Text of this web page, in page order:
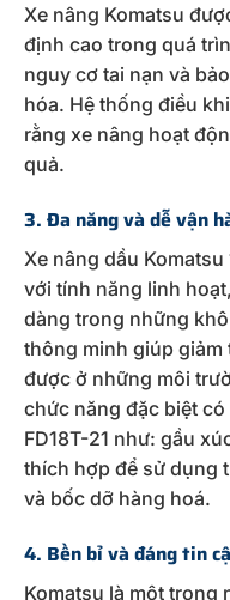
Xe nâng Komatsu
định cao trong quá
nguy cơ tai nạn và
hóa. Hệ thống điều
rằng xe nâng hoạt
quả.
3. Đa năng và dễ vận
Xe nâng dầu
với tính năng linh
dàng trong những
thông minh giúp giảm
được ở những môi
chức năng đặc biệt
FD18T-21 như: gầu
thích hợp để sử dụng
và bốc dỡ hàng hoá.
4. Bền bỉ và đáng tin
Komatsu là một trong